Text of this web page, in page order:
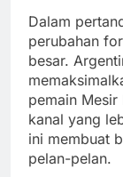
Dalam
perubahan
besar.
pemain
kanal yang
ini membuat
pelan-pelan.